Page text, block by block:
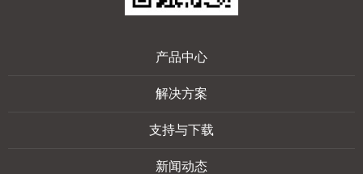
产品中心
解决方案
支持与下载
新闻动态